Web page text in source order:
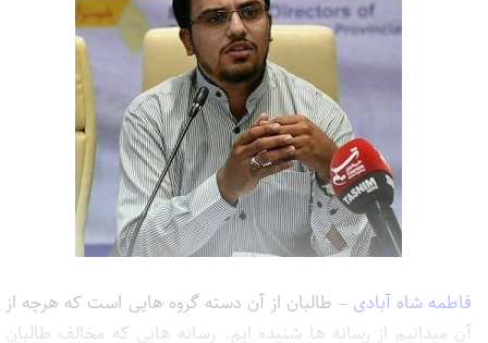
فاطمه شاه آبادی – طالبان از آن دسته گروه هایی است که هرچه از
آن میدانیم از رسانه ها شنیده ایم. رسانه هایی که مخالف طالبان